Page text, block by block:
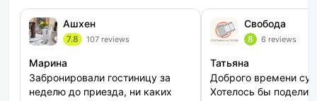
Ашхен
7.8 107 reviews
Марина
Забронировали гостиницу за
неделю до приезда, ни каких
Свобода
8 6 reviews
Татьяна
Доброго времени
Хотелось бы